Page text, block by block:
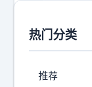
土
牌
美
热门分类
推荐